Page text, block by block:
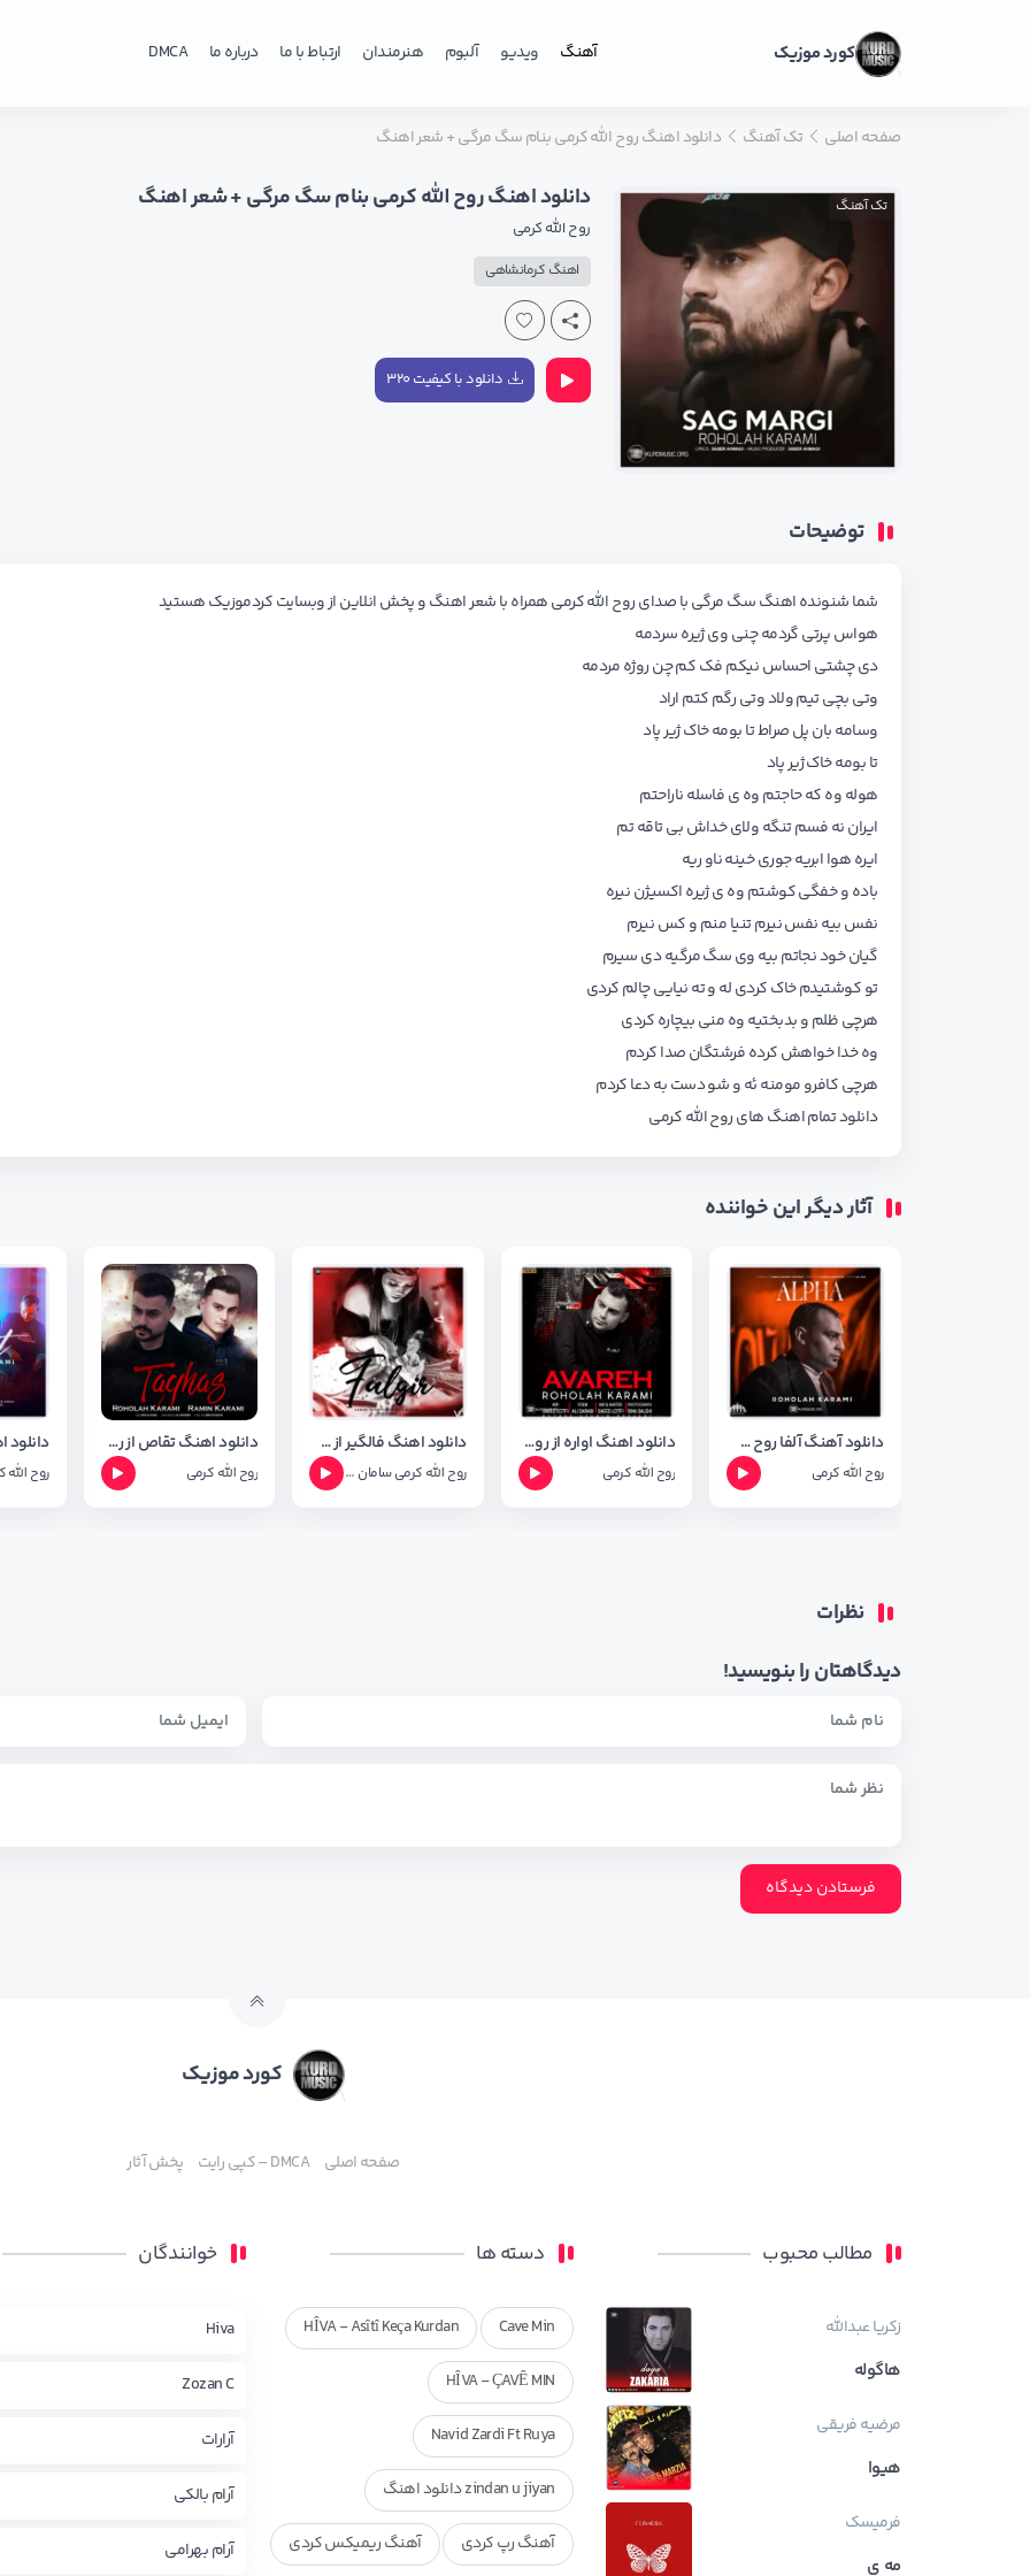
کورد موزیک آهنگ ویدیو آلبوم هنرمندان ارتباط با ما درباره ما DMCA
صفحه اصلی تک آهنگ دانلود اهنگ روح الله کرمی بنام سگ مرگی + شعر اهنگ
تک آهنگ دانلود اهنگ روح الله کرمی بنام سگ مرگی + شعر اهنگ
روح الله کرمی
اهنگ کرمانشاهی
دانلود با کیفیت ۳۲۰
توضیحات
شما شنونده اهنگ سگ مرگی با صدای روح الله کرمی همراه با شعر اهنگ و پخش انلاین از وبسایت کردموزیک هستید
هواس پرتی گردمه چنی وی ژیره سردمه
دی چشتی احساس نیکم فک کم چن روژه مردمه
وتی بچی تیم ولاد وتی رگم کتم اراد
وسامه بان پل صراط تا بومه خاک ژیر پاد
تا بومه خاک ژیر پاد
هوله وه که حاجتم وه ی فاسله ناراحتم
ایران نه فسم تنگه ولای خداش بی تاقه تم
ایره هوا ابریه جوری خینه ناو ریه
باده و خفگی کوشتم وه ی ژیره اکسیژن نیره
نفس بیه نفس نیرم تنیا منم و کس نیرم
گیان خود نجاتم بیه وی سگ مرگیه دی سیرم
تو کوشتیدم خاک کردی له و ته نیایی چالم کردی
هرچی ظلم و بدبختیه وه منی بیچاره کردی
وه خدا خواهش کرده فرشتگان صدا کردم
هرچی کافرو مومنه ئه و شو دست به دعا کردم
دانلود تمام اهنگ هایروح الله کرمی
آثار دیگر این خواننده
دانلود آهنگ آلفا روح الله کرمی + متن ترانه
روح الله کرمی
دانلود اهنگ اواره از روح الله کرمی + شعر اهنگ
روح الله کرمی
دانلود اهنگ فالگیر از سامان یاسین و روح الله کرمی
روح الله کرمیسامان یاسین
دانلود اهنگ تقاص از روح الله کرمی و رامین کرمی ( غمگین )
روح الله کرمی روح الله
نظرات
دیدگاهتان را بنویسید!
کورد موزیک
صفحه اصلی DMCA – کپی رایت پخش آثار
مطالب محبوب
زکریا عبدالله
هاگوله
مرضیه فریقی
هیوا
فرمیسک
مه ی
دسته ها
Cave Min
HÎVA - Asîtî Keça Kurdan
HÎVA - ÇAVÊ MIN
Navid Zardi Ft Ruya
zindan u jiyan دانلود اهنگ
آهنگ رپ کردی آهنگ ریمیکس کردی
خوانندگان
Hiva
Zozan C
آرارات
آرام بالکی
آرام بهرامی